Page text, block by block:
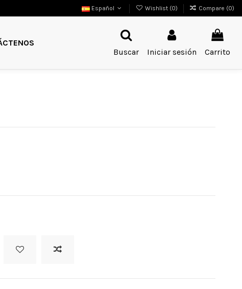
Español Wishlist (0) Compare (0)
Buscar
Iniciar sesión Carrito